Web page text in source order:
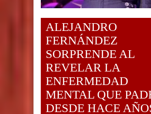
ALEJANDRO
FERNÁNDEZ
SORPRENDE AL
REVELAR LA
ENFERMEDAD
MENTAL QUE
DESDE HACE